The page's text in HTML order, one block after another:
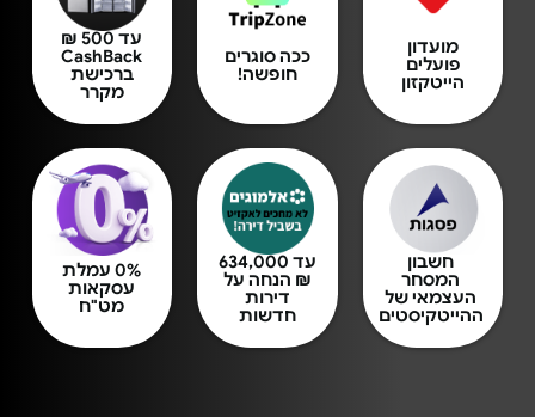
מועדון
פועלים
הייטקזון
ככה סוגרים
חופשה!
עד 500 ₪
CashBack
ברכישת
מקרר
חשבון
המסחר
העצמאי של
ההייטקיסטים
עד 634,000
₪ הנחה על
דירות
חדשות
0% עמלת
עסקאות
מט"ח